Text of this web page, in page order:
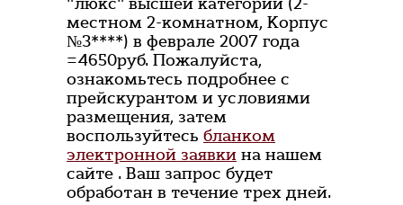
местном 2-комнатном, Корпус
№3****) в феврале 2007 года
=4650руб. Пожалуйста,
ознакомьтесь подробнее с
прейскурантом и условиями
размещения, затем
воспользуйтесь бланком
электронной заявки на нашем
сайте . Ваш запрос будет
обработан в течение трех дней.